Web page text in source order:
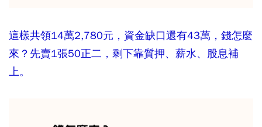
這樣共領14萬2,780元，資金缺口還有43萬，錢怎麼
來？先賣1張50正二，剩下靠質押、薪水、股息補
上。